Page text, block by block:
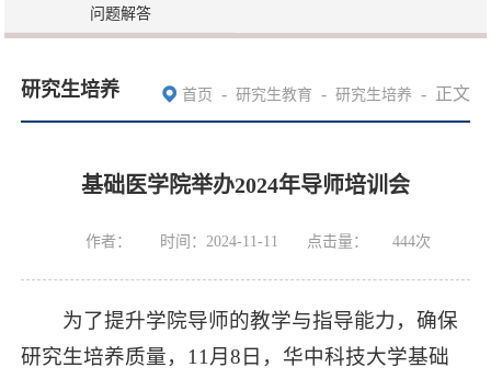
问题解答
研究生培养 首页 - 研究生教育 - 研究生培养 - 正文
基础医学院举办2024年导师培训会
作者： 时间：2024-11-11 点击量： 444次
为了提升学院导师的教学与指导能力，确保
研究生培养质量，11月8日，华中科技大学基础